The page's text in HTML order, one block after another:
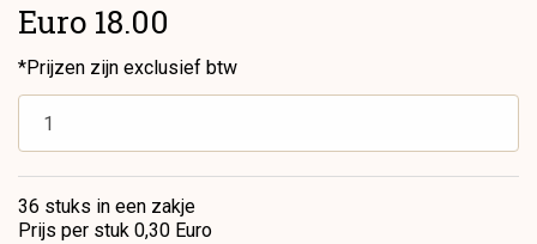
Euro 18.00
*Prijzen zijn exclusief btw
36 stuks in een zakje
Prijs per stuk 0,30 Euro